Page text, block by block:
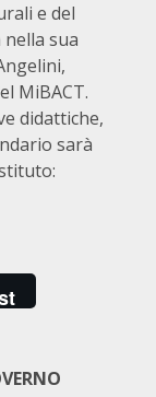
e del
sua
MiBACT.
didattiche,
sarà